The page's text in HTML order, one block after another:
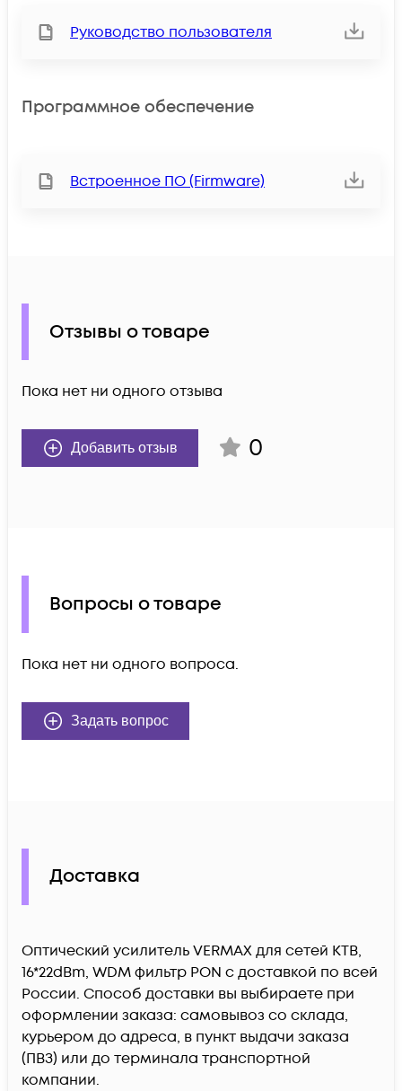
Руководство пользователя
Программное обеспечение
Встроенное ПО (Firmware)
Отзывы о товаре
Пока нет ни одного отзыва
Добавить отзыв 0
Вопросы о товаре
Пока нет ни одного вопроса.
Задать вопрос
Доставка
Оптический усилитель VERMAX для сетей КТВ,
16*22dBm, WDM фильтр PON c доставкой по всей
России. Способ доставки вы выбираете при
оформлении заказа: самовывоз со склада,
курьером до адреса, в пункт выдачи заказа
(ПВЗ) или до терминала транспортной
компании.